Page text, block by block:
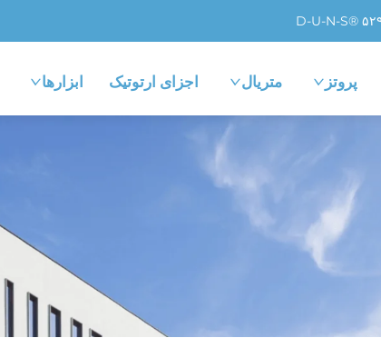
پروتز متریال اجزای ارتوتیک ابزارها